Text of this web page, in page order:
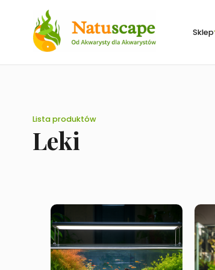
Sklep
Lista produktów
Leki